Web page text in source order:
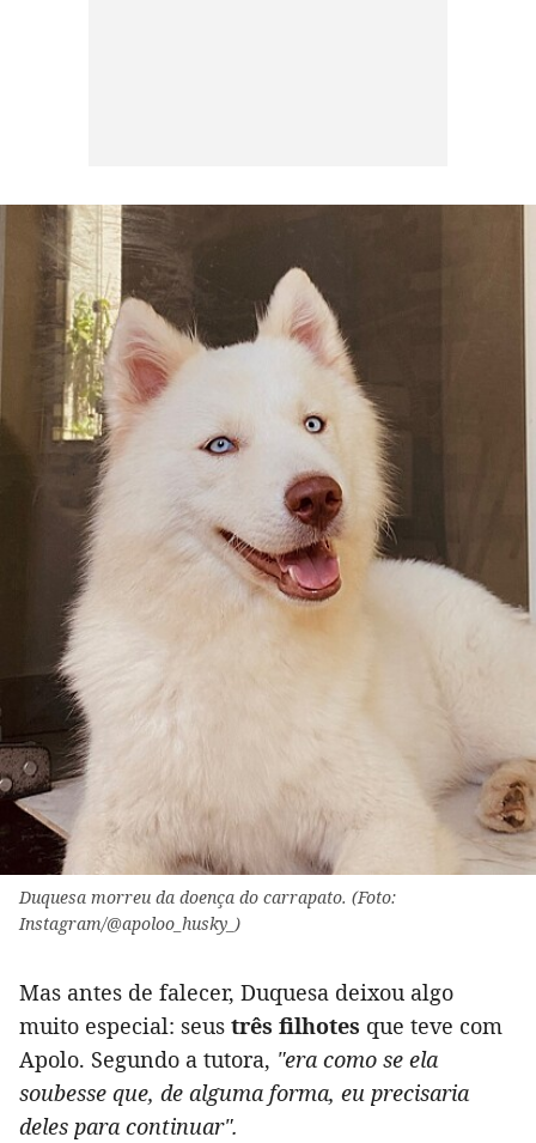
Duquesa morreu da doença do carrapato. (Foto:
Instagram/@apoloo_husky_)
Mas antes de falecer, Duquesa deixou algo
muito especial: seus três filhotes que teve com
Apolo. Segundo a tutora, "era como se ela
soubesse que, de alguma forma, eu precisaria
deles para continuar".